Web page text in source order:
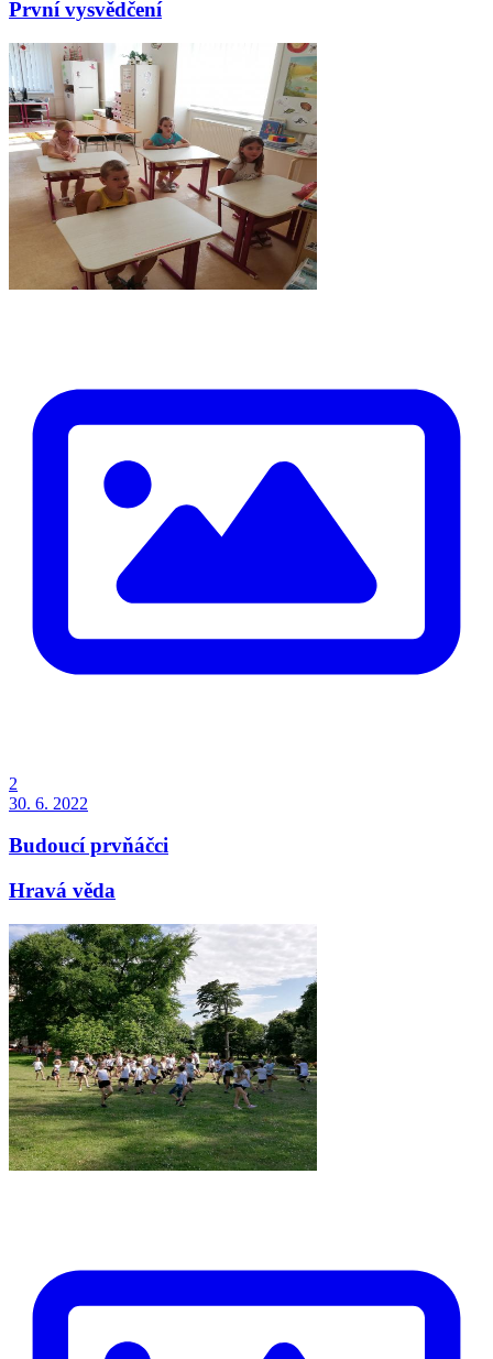
První vysvědčení
2
30. 6. 2022
Budoucí prvňáčci
Hravá věda